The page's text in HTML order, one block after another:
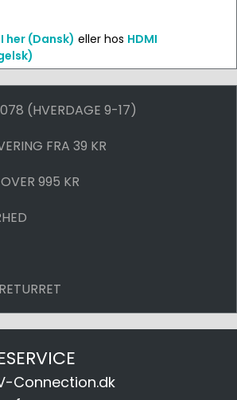
her (Dansk) eller hos HDMI
(HVERDAGE 9-17)
FRA 39 KR
995 KR
Connection.dk